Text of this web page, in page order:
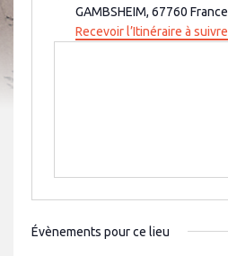
GAMBSHEIM, 67760 France
Recevoir l’Itinéraire à suivre
Évènements pour ce lieu